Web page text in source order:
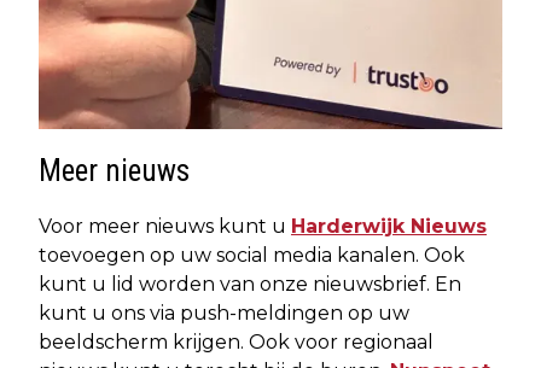
Meer nieuws
Voor meer nieuws kunt u Harderwijk Nieuws
toevoegen op uw social media kanalen. Ook
kunt u lid worden van onze nieuwsbrief. En
kunt u ons via push-meldingen op uw
beeldscherm krijgen. Ook voor regionaal